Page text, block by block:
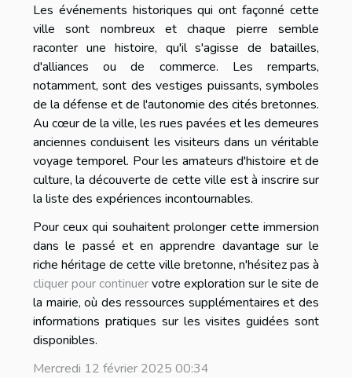
Les événements historiques qui ont façonné cette
ville sont nombreux et chaque pierre semble
raconter une histoire, qu'il s'agisse de batailles,
d'alliances ou de commerce. Les remparts,
notamment, sont des vestiges puissants, symboles
de la défense et de l'autonomie des cités bretonnes.
Au cœur de la ville, les rues pavées et les demeures
anciennes conduisent les visiteurs dans un véritable
voyage temporel. Pour les amateurs d'histoire et de
culture, la découverte de cette ville est à inscrire sur
la liste des expériences incontournables.
Pour ceux qui souhaitent prolonger cette immersion
dans le passé et en apprendre davantage sur le
riche héritage de cette ville bretonne, n'hésitez pas à
cliquer pour continuervotre exploration sur le site de
la mairie, où des ressources supplémentaires et des
informations pratiques sur les visites guidées sont
disponibles.
Mercredi 12 février 2025 00:34